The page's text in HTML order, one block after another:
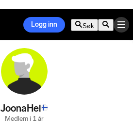
Logg inn Søk
JoonaHei
Medlem i 1 år